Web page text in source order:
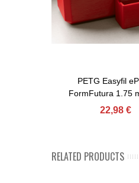
Afegir Al Carret
PETG Easyfil
FormFutura 1.75
22,98 €
RELATED PRODUCTS